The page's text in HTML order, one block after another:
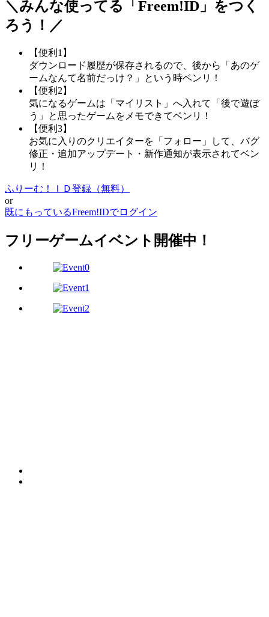
＼みんな使ってる「 Freem!ID 」をつく
ろう！／
【便利1】
ダウンロード履歴が保存されるので、後から「あのゲ
ームなんて名前だっけ？」という時ベンリ！
【便利2】
気になるゲームは「マイリスト」へ入れて「後で遊ぼ
う」と思ったゲームをメモできてベンリ！
【便利3】
お気に入りのクリエイターを「フォロー」して、バグ
修正・追加アップデート・新作通知が表示されてベン
リ！
ふりーむ！ＩＤ登録（無料）
or
既にもっているFreem!IDでログイン
フリーゲームイベント開催中！